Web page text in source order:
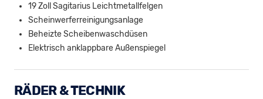
19 Zoll Sagitarius Leichtmetallfelgen
Scheinwerferreinigungsanlage
Beheizte Scheibenwaschdüsen
Elektrisch anklappbare Außenspiegel
RÄDER & TECHNIK